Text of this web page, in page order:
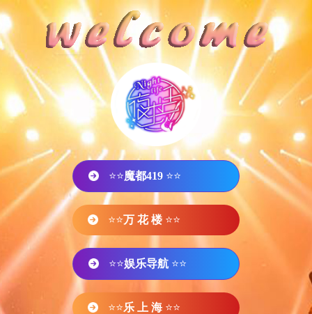
⭐⭐魔都419 ⭐⭐
⭐⭐万 花 楼 ⭐⭐
⭐⭐娱乐导航 ⭐⭐
⭐⭐乐 上 海 ⭐⭐